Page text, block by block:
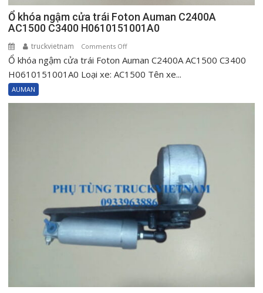
Ổ khóa ngậm cửa trái Foton Auman C2400A
AC1500 C3400 H0610151001A0
truckvietnam Comments Offon
Ổ
khóa
H0610151001A0
Ổ khóa ngậm cửa trái Foton Auman C2400A AC1500 C3400
H0610151001A0 Loại xe: AC1500 Tên xe...
AUMAN